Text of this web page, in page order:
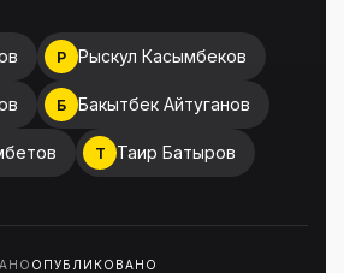
Р Рыскул Касымбеков
Б Бакытбек Айтуганов
Т Таир Батыров
ОПУБЛИКОВАНО